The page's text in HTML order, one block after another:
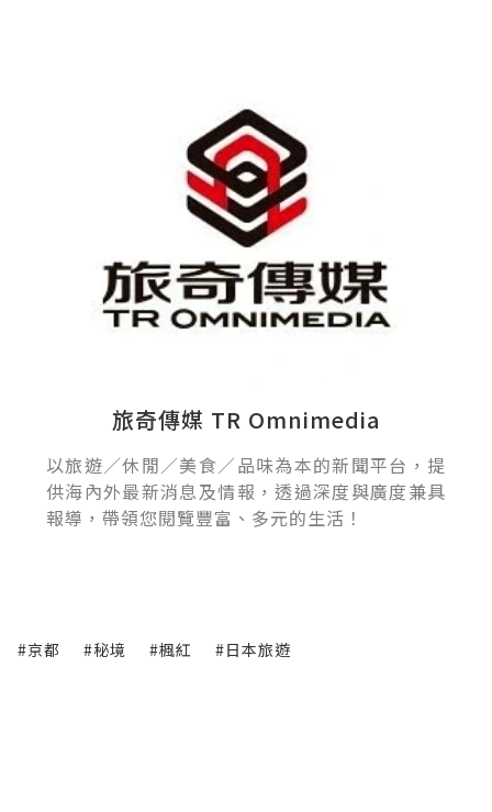
旅奇傳媒 TR Omnimedia
以旅遊／休閒／美食／品味為本的新聞平台，提
供海內外最新消息及情報，透過深度與廣度兼具
報導，帶領您閱覽豐富、多元的生活！
#京都 #秘境 #楓紅 #日本旅遊